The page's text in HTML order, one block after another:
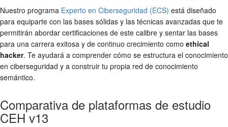
Nuestro programa Experto en Ciberseguridad (ECS) está diseñado
para equiparte con las bases sólidas y las técnicas avanzadas que te
permitirán abordar certificaciones de este calibre y sentar las bases
para una carrera exitosa y de continuo crecimiento como ethical
hacker. Te ayudará a comprender cómo se estructura el conocimiento
en ciberseguridad y a construir tu propia red de conocimiento
semántico.
Comparativa de plataformas de estudio
CEH v13